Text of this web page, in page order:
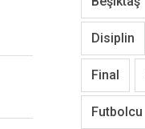
Disiplin
Final
Futbolcu